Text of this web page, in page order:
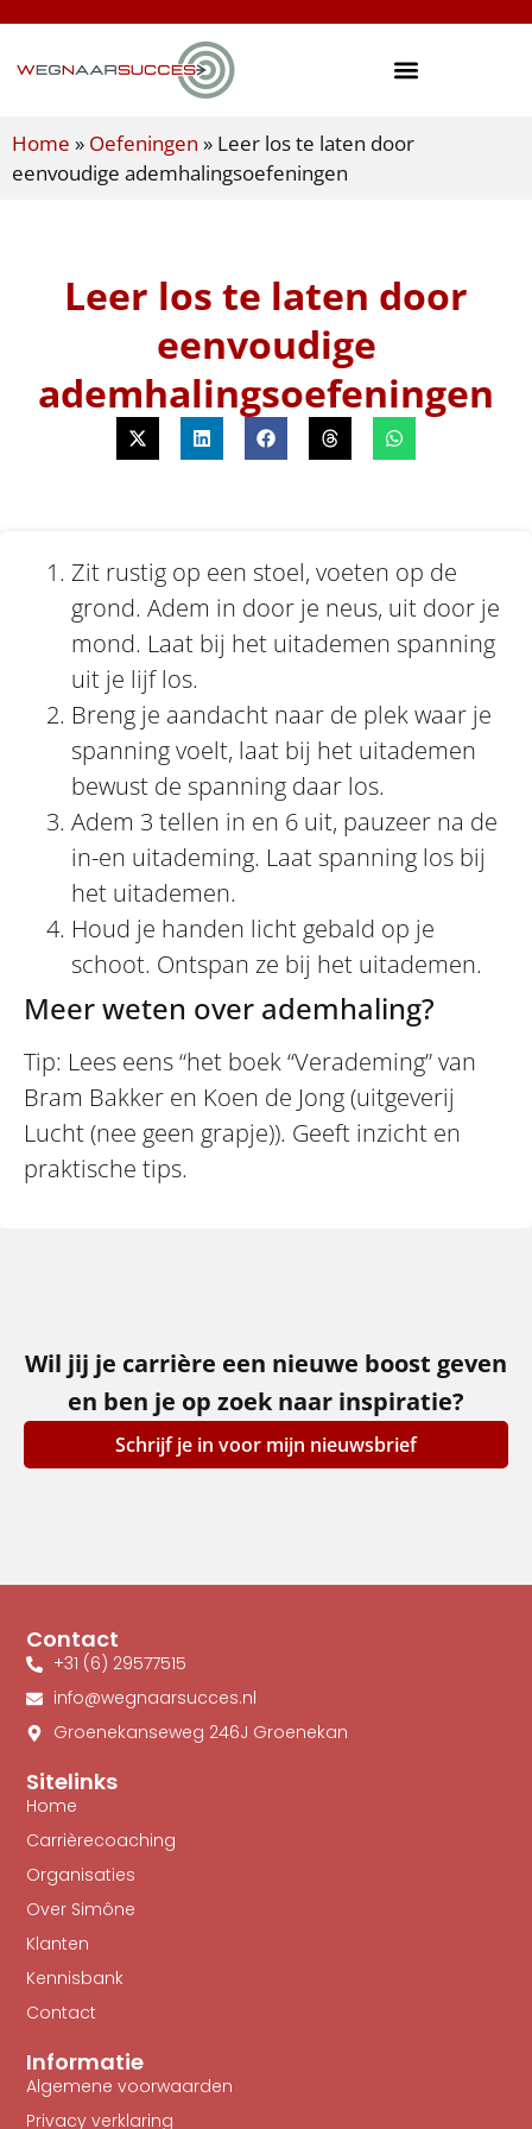
Home » Oefeningen » Leer los te laten door
eenvoudige ademhalingsoefeningen
Leer los te laten door
eenvoudige
ademhalingsoefeningen
Zit rustig op een stoel, voeten op de
grond. Adem in door je neus, uit door je
mond. Laat bij het uitademen spanning
uit je lijf los.
Breng je aandacht naar de plek waar je
spanning voelt, laat bij het uitademen
bewust de spanning daar los.
Adem 3 tellen in en 6 uit, pauzeer na de
in-en uitademing. Laat spanning los bij
het uitademen.
Houd je handen licht gebald op je
schoot. Ontspan ze bij het uitademen.
Meer weten over ademhaling?
Tip: Lees eens “het boek “Verademing” van
Bram Bakker en Koen de Jong (uitgeverij
Lucht (nee geen grapje)). Geeft inzicht en
praktische tips.
Wil jij je carrière een nieuwe boost geven
en ben je op zoek naar inspiratie?​
Schrijf je in voor mijn nieuwsbrief
Sitelinks
Home
Carrièrecoaching
Organisaties
Over Simône
Klanten
Kennisbank
Contact
Contact
+31 (6) 29577515
info@wegnaarsucces.nl
Groenekanseweg 246J Groenekan
Informatie
Algemene voorwaarden
Privacy verklaring